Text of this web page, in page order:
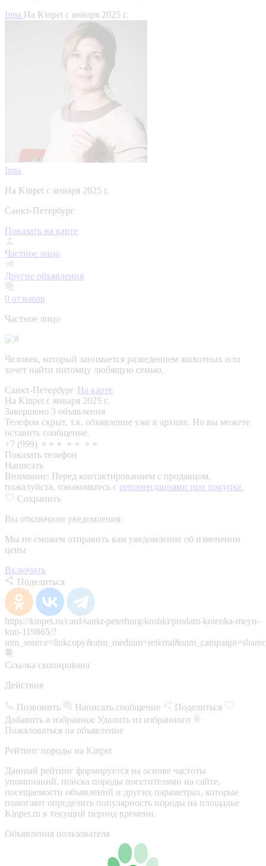
Inna На Kinpet c января 2025 г.
Inna
На Kinpet c января 2025 г.
Санкт-Петербург
Показать на карте
Частное лицо
Другие объявления
0 отзывов
Частное лицо
Человек, который занимается разведением животных или
хочет найти питомцу любящую семью.
Санкт-Петербург На карте
На Kinpet c января 2025 г.
Завершено 3 объявления
Телефон скрыт, т.к. объявление уже в архиве. Но вы можете
оставить сообщение.
+7 (999) ⚬⚬⚬ ⚬⚬ ⚬⚬
Показать телефон
Написать
Внимание: Перед контактированием с продавцом,
пожалуйста, ознакомьтесь с рекомендациями при покупке.
Сохранить
Вы отключили уведомления
Мы не сможем отправить вам уведомление об изменении
цены
Включить
Поделиться
https://kinpet.ru/card/sankt-peterburg/koshki/prodam-kotenka-meyn-
kun-119865/?
Ссылка скопирована
Действия
Позвонить Написать сообщение
Поделиться
Добавить в избранное Удалить из избранного
Пожаловаться на объявление
Рейтинг породы на Kinpet
Данный рейтинг формируется на основе частоты
упоминаний, поиска породы посетителями на сайте,
посещаемости объявлений и других параметрах, которые
помогают определить популярность породы на площадке
Kinpet.ru в текущий период времени.
Объявления пользователя